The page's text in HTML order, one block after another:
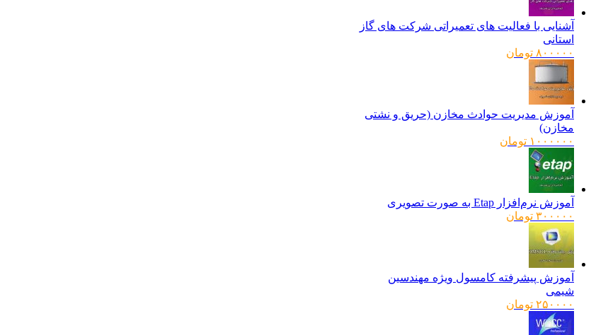
آشنایی با فعالیت های تعمیراتی شرکت های گاز
استانی
۸۰۰۰۰۰ تومان
آموزش مدیریت حوادث مخازن (حریق و نشتی
مخازن)
۱۰۰۰۰۰۰ تومان
آموزش نرم‌افزار Etap به صورت تصویری
۳۰۰۰۰۰ تومان
آموزش پیشرفته کامسول ویژه مهندسین
شیمی
۲۵۰۰۰۰ تومان